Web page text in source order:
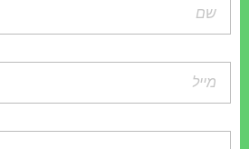
Desert Crossing 2022